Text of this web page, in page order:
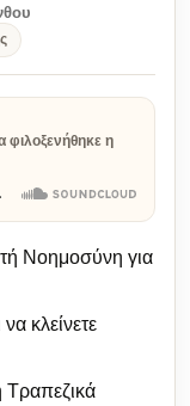
η
Νοημοσύνη για
κλείνετε
Τραπεζικά